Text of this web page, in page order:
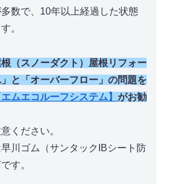
数で、10年以上経過した状態
。
（スノーダクト）屋根リフォー
と「オーバーフロー」の問題を
エムエコルーフシステム】 がお勧
ください。
川ゴム（サンタックIBシート防
す。